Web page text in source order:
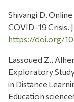
Shivangi D.
COVID-19 Crisis.
https://doi.org/
Lassoued Z.,
Exploratory
in Distance
Еducation